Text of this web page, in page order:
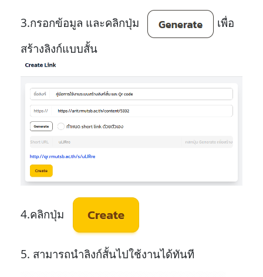
3.กรอกข้อมูล และคลิกปุ่ม
เพื่อ
สร้างลิงก์แบบสั้น
4.คลิกปุ่ม
5. สามารถนำลิงก์สั้นไปใช้งานได้ทันที